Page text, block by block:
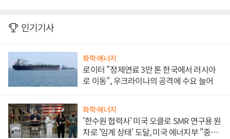
인기기사
화학·에너지
로이터 "정제연료 3만 톤 한국에서 러시아
로 이동", 우크라이나의 공격에 수요 늘어
화학·에너지
'한수원 협력사' 미국 오클로 SMR 연구용 원
자로 '임계 상태' 도달, 미국 에너지부 "중요